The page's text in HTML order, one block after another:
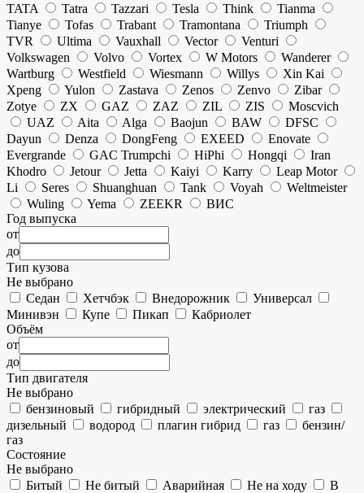
TATA
Tatra Tazzari Tesla Think
Tianma
Tianye
Tofas Trabant Tramontana
Triumph
TVR
Ultima Vauxhall Vector
Venturi
Volkswagen
Volvo Vortex W Motors
Wanderer
Wartburg
Westfield Wiesmann Willys
Xin Kai
Xpeng
Yulon Zastava Zenos Zenvo
Zibar
Zotye
ZX GAZ ZAZ ZIL ZIS
Moscvich
UAZ
Aita Alga Baojun BAW
DFSC
Dayun
Denza DongFeng EXEED
Enovate
Evergrande
GAC Trumpchi HiPhi Hongqi
Iran
Khodro
Jetour Jetta Kaiyi Karry
Leap Motor
Li
Seres Shuanghuan Tank Voyah
Weltmeister
Wuling
Yema ZEEKR
ВИС
Год выпуска
от
до
Тип кузова
Не выбрано
Седан
Хетчбэк Внедорожник
Универсал
Минивэн
Купе Пикап
Кабриолет
Объём
от
до
Тип двигателя
Не выбрано
бензиновый
гибридный электрический
газ
дизельный
водород плагин гибрид газ
бензин/
газ
Состояние
Не выбрано
Битый
Не битый Аварийная Не на ходу
В